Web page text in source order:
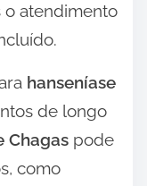
o atendimento
hanseníase
de longo
Chagas pode
como